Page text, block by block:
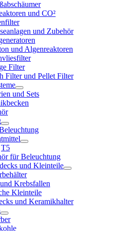
und CO²
und Zubehör
und Algenreaktoren
Filter
Filter und Pellet Filter
und Sets
T5
für Beleuchtung
und Kleinteile
Krebsfallen
Kleinteile
und Keramikhalter